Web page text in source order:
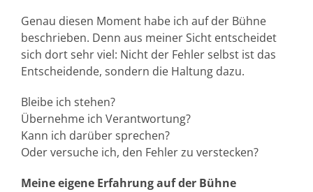
Genau diesen Moment habe ich auf der Bühne
beschrieben. Denn aus meiner Sicht entscheidet
sich dort sehr viel: Nicht der Fehler selbst ist das
Entscheidende, sondern die Haltung dazu.
Bleibe ich stehen?
Übernehme ich Verantwortung?
Kann ich darüber sprechen?
Oder versuche ich, den Fehler zu verstecken?
Meine eigene Erfahrung auf der Bühne